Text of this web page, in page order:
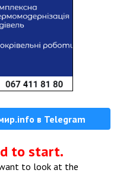
в Telegram
to start.
to look at the